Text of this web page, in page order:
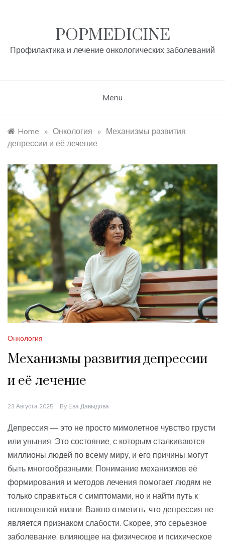
POPMEDICINE
Профилактика и лечение онкологических заболеваний
Menu
Home » Онкология » Механизмы развития
депрессии и её лечение
Онкология
Механизмы развития депрессии
и её лечение
23 Августа 2025 By Ева Давыдова
Депрессия — это не просто мимолетное чувство грусти
или уныния. Это состояние, с которым сталкиваются
миллионы людей по всему миру, и его причины могут
быть многообразными. Понимание механизмов её
формирования и методов лечения помогает людям не
только справиться с симптомами, но и найти путь к
полноценной жизни. Важно отметить, что депрессия не
является признаком слабости. Скорее, это серьезное
заболевание, влияющее на физическое и психическое